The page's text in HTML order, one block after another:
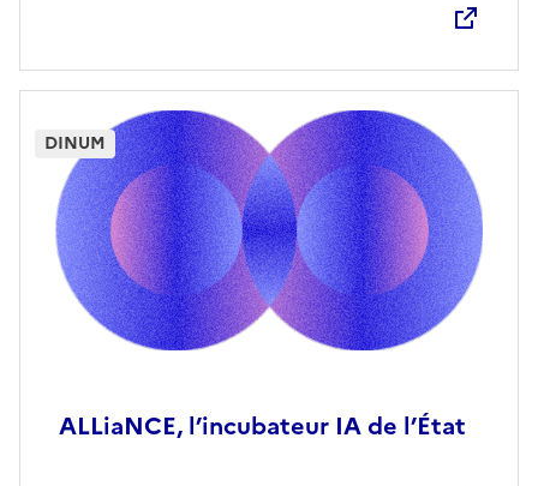
ALLiaNCE, l’incubateur IA de l’État
DINUM